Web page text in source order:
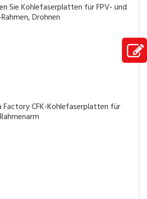
Sie Kohlefaserplatten für FPV- und
Drohnen
Factory CFK-Kohlefaserplatten für